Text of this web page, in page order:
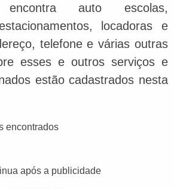
auto escolas,
locadoras e
telefone e várias outras
esses e outros serviços e
estão cadastrados nesta
encontrados
após a publicidade